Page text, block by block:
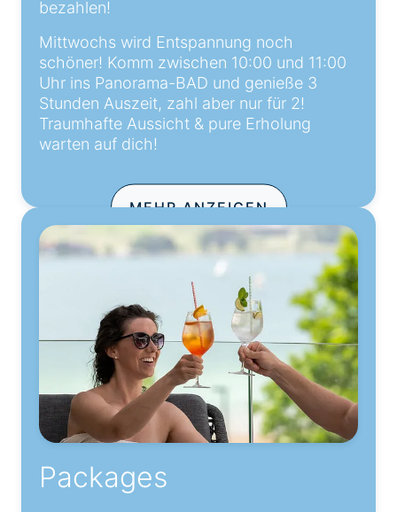
bezahlen!
Mittwochs wird Entspannung noch
schöner! Komm zwischen 10:00 und 11:00
Uhr ins Panorama-BAD und genieße 3
Stunden Auszeit, zahl aber nur für 2!
Traumhafte Aussicht & pure Erholung
warten auf dich!
MEHR ANZEIGEN
Packages